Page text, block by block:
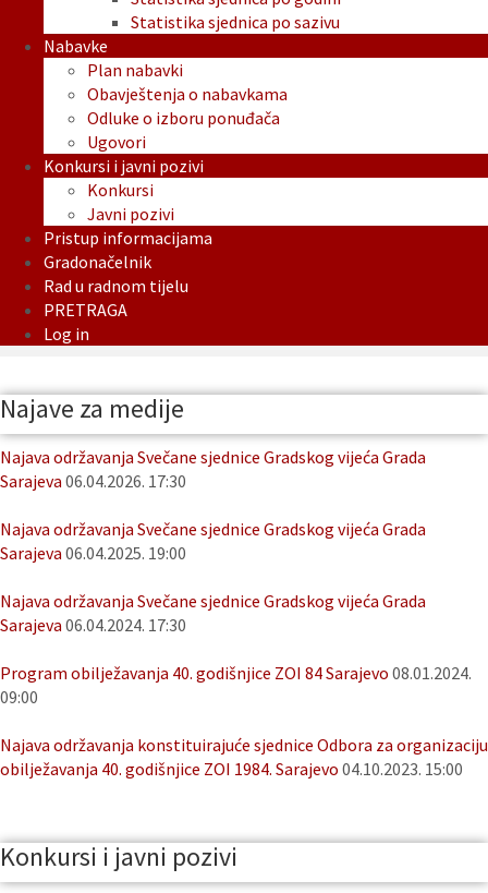
Statistika sjednica po sazivu
Nabavke
Plan nabavki
Obavještenja o nabavkama
Odluke o izboru ponuđača
Ugovori
Konkursi i javni pozivi
Konkursi
Javni pozivi
Pristup informacijama
Gradonačelnik
Rad u radnom tijelu
PRETRAGA
Log in
Najave za medije
Najava održavanja Svečane sjednice Gradskog vijeća Grada
Sarajeva 06.04.2026. 17:30
Najava održavanja Svečane sjednice Gradskog vijeća Grada
Sarajeva 06.04.2025. 19:00
Najava održavanja Svečane sjednice Gradskog vijeća Grada
Sarajeva 06.04.2024. 17:30
Program obilježavanja 40. godišnjice ZOI 84 Sarajevo 08.01.2024.
09:00
Najava održavanja konstituirajuće sjednice Odbora za organizaciju
obilježavanja 40. godišnjice ZOI 1984. Sarajevo 04.10.2023. 15:00
Konkursi i javni pozivi